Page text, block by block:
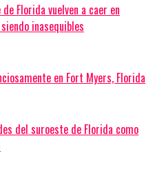
Florida vuelven a caer en
inasequibles
en Fort Myers, Florida
del suroeste de Florida como